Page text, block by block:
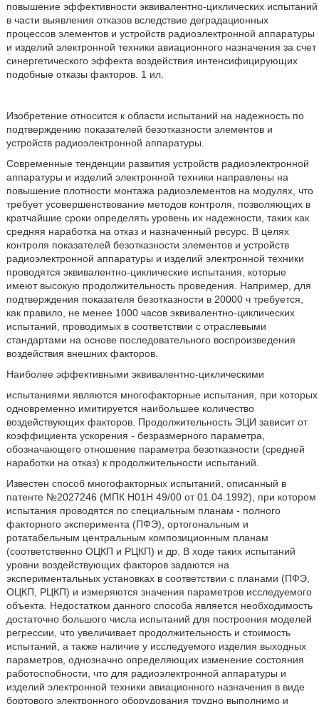
повышение эффективности эквивалентно-циклических испытаний
в части выявления отказов вследствие деградационных
процессов элементов и устройств радиоэлектронной аппаратуры
и изделий электронной техники авиационного назначения за счет
синергетического эффекта воздействия интенсифицирующих
подобные отказы факторов. 1 ил.
Изобретение относится к области испытаний на надежность по
подтверждению показателей безотказности элементов и
устройств радиоэлектронной аппаратуры.
Современные тенденции развития устройств радиоэлектронной
аппаратуры и изделий электронной техники направлены на
повышение плотности монтажа радиоэлементов на модулях, что
требует усовершенствование методов контроля, позволяющих в
кратчайшие сроки определять уровень их надежности, таких как
средняя наработка на отказ и назначенный ресурс. В целях
контроля показателей безотказности элементов и устройств
радиоэлектронной аппаратуры и изделий электронной техники
проводятся эквивалентно-циклические испытания, которые
имеют высокую продолжительность проведения. Например, для
подтверждения показателя безотказности в 20000 ч требуется,
как правило, не менее 1000 часов эквивалентно-циклических
испытаний, проводимых в соответствии с отраслевыми
стандартами на основе последовательного воспроизведения
воздействия внешних факторов.
Наиболее эффективными эквивалентно-циклическими
испытаниями являются многофакторные испытания, при которых
одновременно имитируется наибольшее количество
воздействующих факторов. Продолжительность ЭЦИ зависит от
коэффициента ускорения - безразмерного параметра,
обозначающего отношение параметра безотказности (средней
наработки на отказ) к продолжительности испытаний.
Известен способ многофакторных испытаний, описанный в
патенте №2027246 (МПК Н01Н 49/00 от 01.04.1992), при котором
испытания проводятся по специальным планам - полного
факторного эксперимента (ПФЭ), ортогональным и
ротатабельным центральным композиционным планам
(соответственно ОЦКП и РЦКП) и др. В ходе таких испытаний
уровни воздействующих факторов задаются на
экспериментальных установках в соответствии с планами (ПФЭ,
ОЦКП, РЦКП) и измеряются значения параметров исследуемого
объекта. Недостатком данного способа является необходимость
достаточно большого числа испытаний для построения моделей
регрессии, что увеличивает продолжительность и стоимость
испытаний, а также наличие у исследуемого изделия выходных
параметров, однозначно определяющих изменение состояния
работоспобности, что для радиоэлектронной аппаратуры и
изделий электронной техники авиационного назначения в виде
бортового электронного оборудования трудно выполнимо и